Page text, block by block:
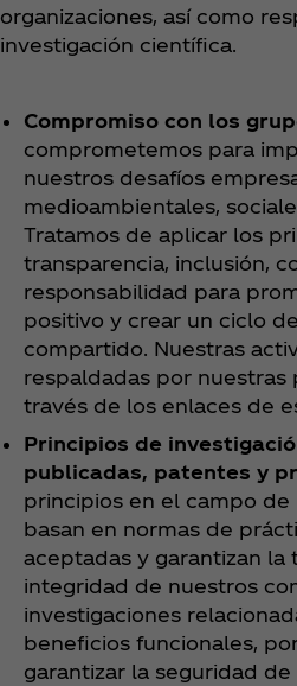
organizaciones, así como
investigación científica.
Compromiso con los
comprometemos para
nuestros desafíos
medioambientales,
Tratamos de aplicar los
transparencia, inclusión,
responsabilidad para
positivo y crear un ciclo
compartido. Nuestras
respaldadas por nuestras
través de los enlaces de
Principios de
publicadas, patentes y
principios en el campo de
basan en normas de
aceptadas y garantizan la
integridad de nuestros
investigaciones
beneficios funcionales,
garantizar la seguridad